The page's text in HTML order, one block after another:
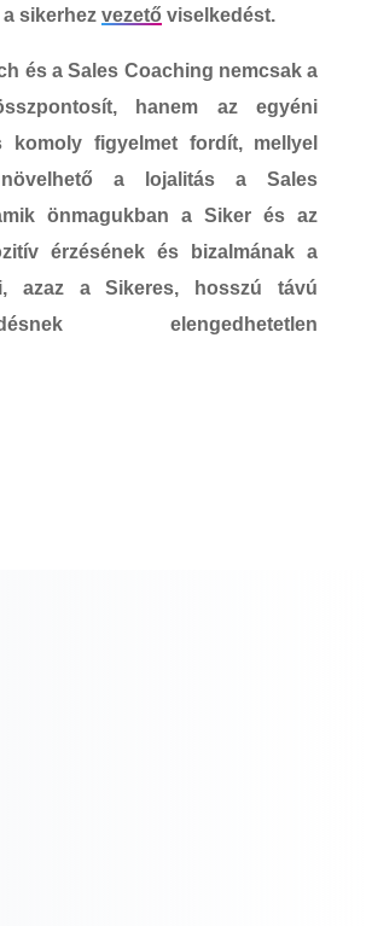
sikerhez vezető viselkedést.
és a Sales Coaching nemcsak a
hanem az egyéni
komoly figyelmet fordít, mellyel
növelhető a lojalitás a Sales
önmagukban aSiker és az
érzésének és bizalmának a
, azaz aSikeres, hosszú távú
elengedhetetlen